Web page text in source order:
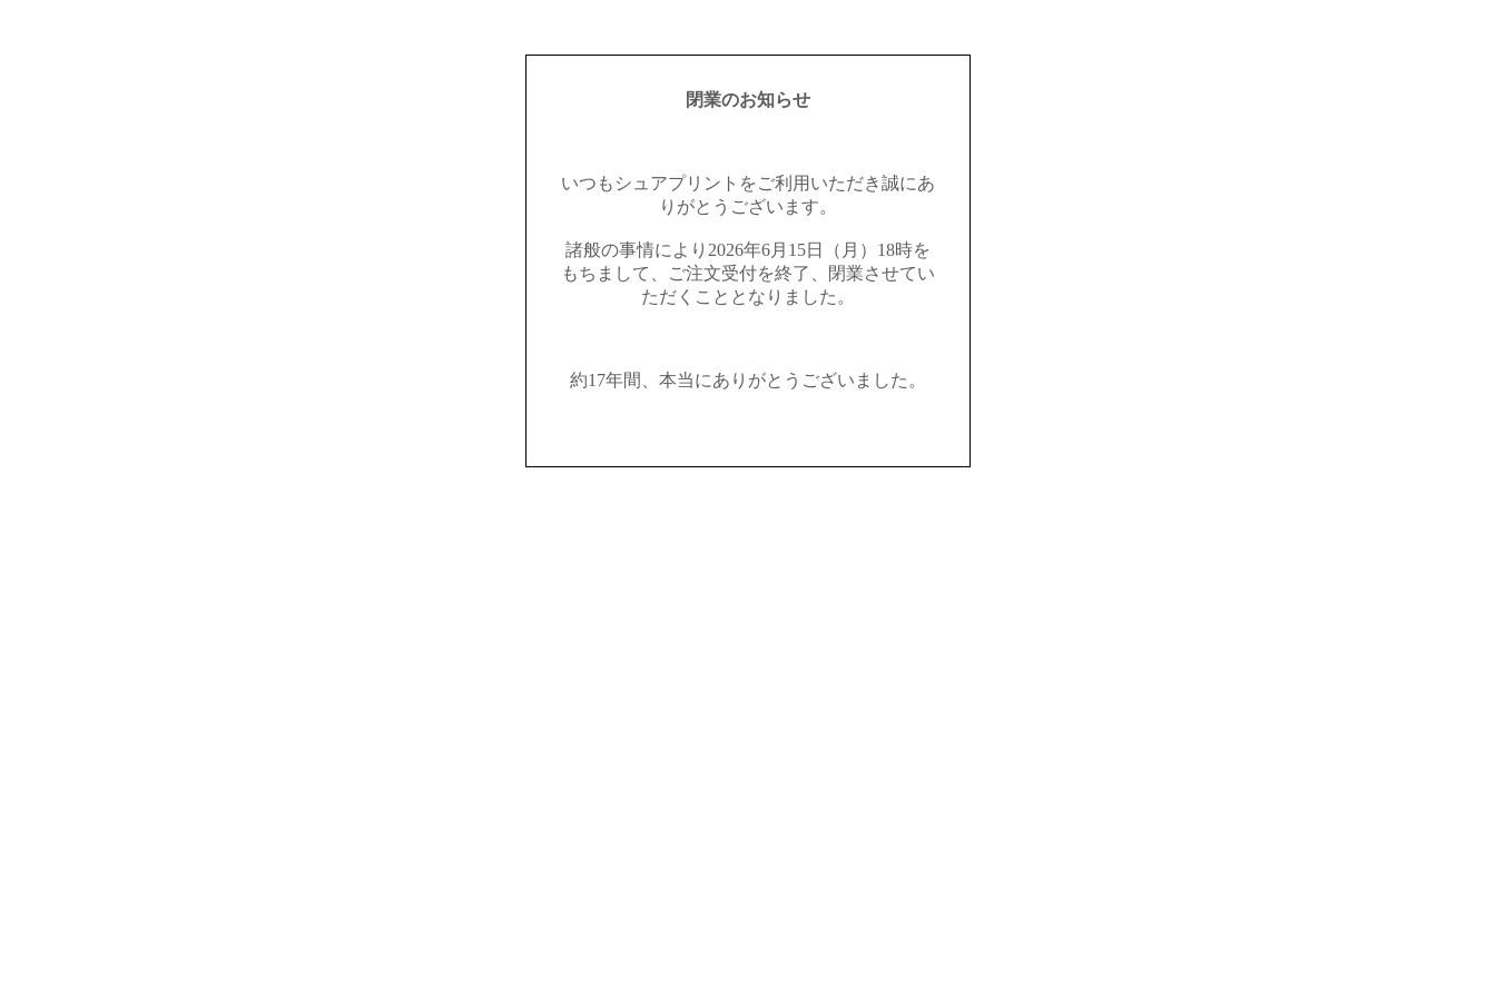
閉業のお知らせ
いつもシュアプリントをご利用いただき誠にあ
りがとうございます。
諸般の事情により2026年6月15日（月）18時を
もちまして、ご注文受付を終了、閉業させてい
ただくこととなりました。
約17年間、本当にありがとうございました。